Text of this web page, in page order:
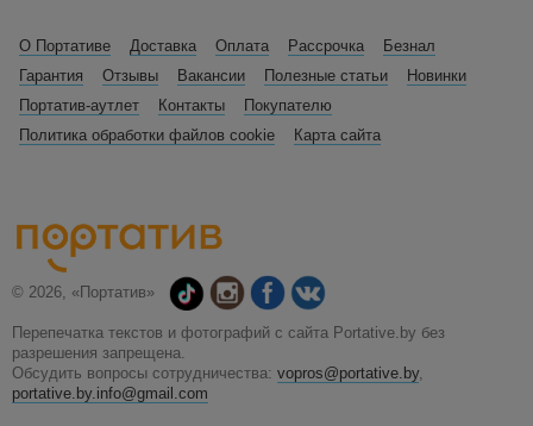
О Портативе Доставка Оплата Рассрочка
Безнал
Гарантия
Отзывы Вакансии Полезные статьи
Новинки
Портатив-аутлет
Контакты
Покупателю
Политика обработки файлов cookie
Карта сайта
© 2026, «Портатив»
Перепечатка текстов и фотографий с сайта Portative.by без
разрешения запрещена.
Обсудить вопросы сотрудничества: vopros@portative.by,
portative.by.info@gmail.com